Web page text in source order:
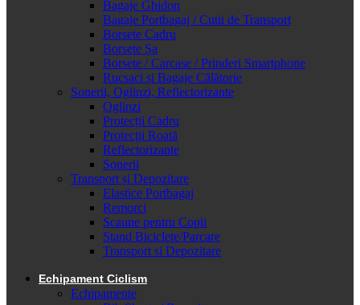
Bagaje Ghidon
Bagaje Portbagaj / Cutii de Transport
Borsete Cadru
Borsete Șa
Borsete / Carcase / Prinderi Smartphone
Rucsaci și Bagaje Călătorie
Sonerii, Oglinzi, Reflectorizante
Oglinzi
Protecții Cadru
Protecții Roată
Reflectorizante
Sonerii
Transport și Depozitare
Elastice Portbagaj
Remorci
Scaune pentru Copii
Stand Biciclete/Parcare
Transport si Depozitare
Echipament Ciclism
Echipamente